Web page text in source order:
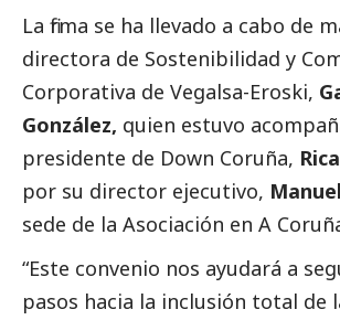
La firma se ha llevado a cabo de
directora de Sostenibilidad y
Corporativa de Vegalsa-Eroski,
González, quien estuvo
presidente de Down Coruña,
por su director ejecutivo,
sede de la Asociación en A
“Este convenio nos ayudará a
pasos hacia la inclusión total de